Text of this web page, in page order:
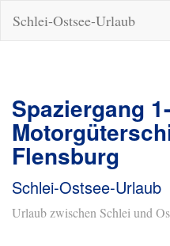
Schlei-Ostsee-Urlaub
Spaziergang
Flensburg
Schlei-Ostsee-Urlaub
Urlaub zwischen Schlei und